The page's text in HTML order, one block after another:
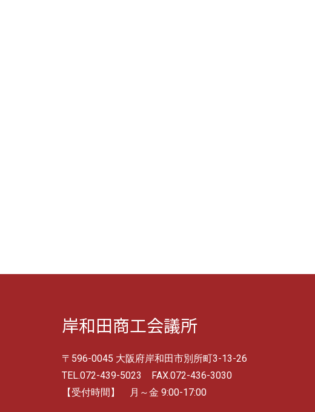
岸和田商工会議所
〒596-0045 大阪府岸和田市別所町3-13-26
TEL.072-439-5023 FAX.072-436-3030
【受付時間】 月～金 9:00-17:00